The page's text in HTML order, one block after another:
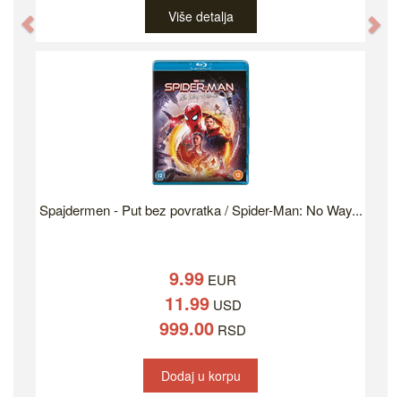
Više detalja
Spajdermen - Put bez povratka / Spider-Man: No Way...
9.99 EUR
11.99USD
999.00 RSD
Dodaj u korpu